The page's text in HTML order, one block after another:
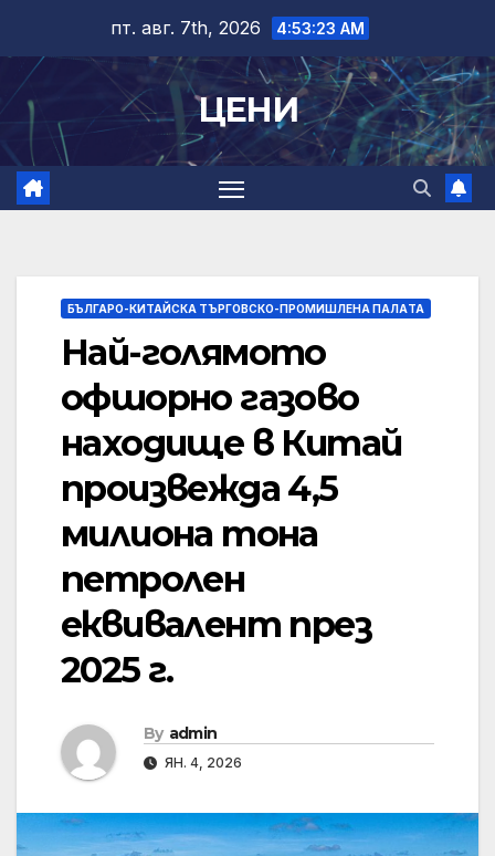
content
пт. авг. 7th, 2026 4:53:24 AM
ЦЕНИ
БЪЛГАРО-КИТАЙСКА ТЪРГОВСКО-ПРОМИШЛЕНА ПАЛAТА
Най-голямото
офшорно газово
находище в Китай
произвежда 4,5
милиона тона
петролен
еквивалент през
2025 г.
By admin
ЯН. 4, 2026